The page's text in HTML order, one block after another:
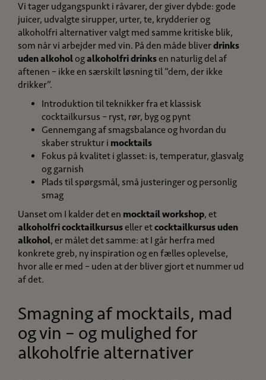
Vi tager udgangspunkt i råvarer, der giver dybde: gode
juicer, udvalgte sirupper, urter, te, krydderier og
alkoholfri alternativer valgt med samme kritiske blik,
som når vi arbejder med vin. På den måde bliverdrinks
uden alkohologalkoholfri drinksen naturlig del af
aftenen – ikke en særskilt løsning til “dem, der ikke
drikker”.
Introduktion til teknikker fra et klassisk
cocktailkursus – ryst, rør, byg og pynt
Gennemgang af smagsbalance og hvordan du
skaber struktur i mocktails
Fokus på kvalitet i glasset: is, temperatur, glasvalg
og garnish
Plads til spørgsmål, små justeringer og personlig
smag
Uanset om I kalder det en mocktail workshop, et
alkoholfri cocktailkursuseller etcocktailkursus uden
alkohol, er målet det samme: at I går herfra med
konkrete greb, ny inspiration og en fælles oplevelse,
hvor alle er med – uden at der bliver gjort et nummer ud
af det.
Smagning af mocktails, mad
og vin – og mulighed for
alkoholfrie alternativer